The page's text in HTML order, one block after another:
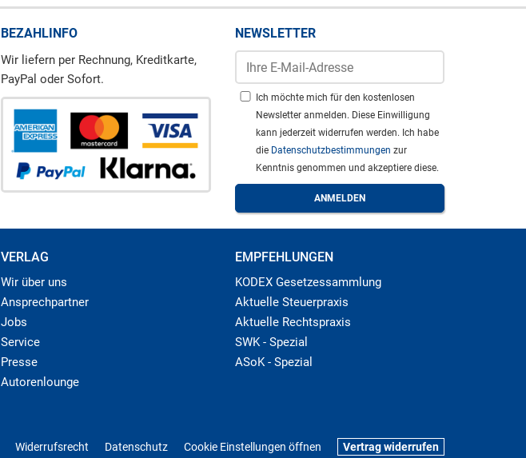
BEZAHLINFO
Wir liefern per Rechnung, Kreditkarte,
PayPal oder Sofort.
NEWSLETTER
Ich möchte mich für den kostenlosen
Newsletter anmelden. Diese Einwilligung
kann jederzeit widerrufen werden. Ich habe
die Datenschutzbestimmungen zur
Kenntnis genommen und akzeptiere diese.
VERLAG
Wir über uns
Ansprechpartner
Jobs
Service
Presse
Autorenlounge
EMPFEHLUNGEN
KODEX Gesetzessammlung
Aktuelle Steuerpraxis
Aktuelle Rechtspraxis
SWK - Spezial
ASoK - Spezial
Widerrufsrecht Datenschutz Cookie Einstellungen öffnen Vertrag widerrufen